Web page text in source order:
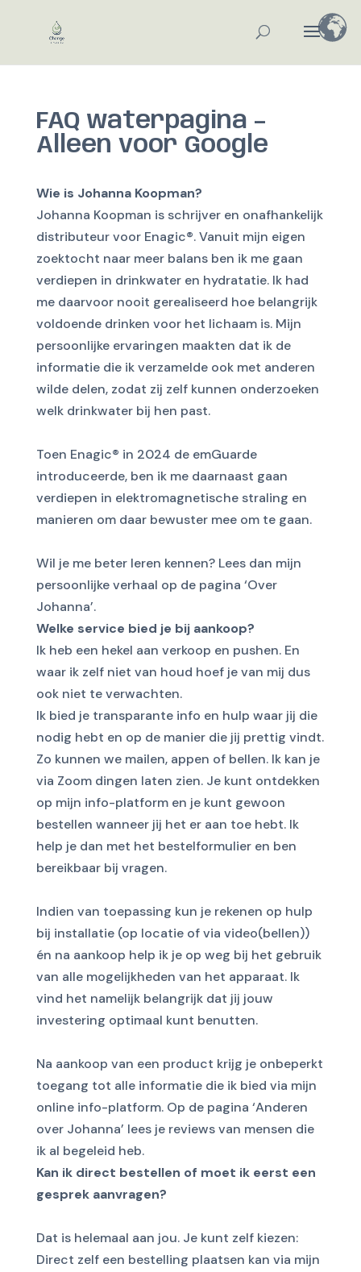
FAQ waterpagina –
Alleen voor Google
Wie is Johanna Koopman?
Johanna Koopman is schrijver en onafhankelijk
distributeur voor Enagic®. Vanuit mijn eigen
zoektocht naar meer balans ben ik me gaan
verdiepen in drinkwater en hydratatie. Ik had
me daarvoor nooit gerealiseerd hoe belangrijk
voldoende drinken voor het lichaam is. Mijn
persoonlijke ervaringen maakten dat ik de
informatie die ik verzamelde ook met anderen
wilde delen, zodat zij zelf kunnen onderzoeken
welk drinkwater bij hen past.
Toen Enagic® in 2024 de emGuarde
introduceerde, ben ik me daarnaast gaan
verdiepen in elektromagnetische straling en
manieren om daar bewuster mee om te gaan.
Wil je me beter leren kennen? Lees dan mijn
persoonlijke verhaal op de pagina ‘Over
Johanna’.
Welke service bied je bij aankoop?
Ik heb een hekel aan verkoop en pushen. En
waar ik zelf niet van houd hoef je van mij dus
ook niet te verwachten.
Ik bied je transparante info en hulp waar jij die
nodig hebt en op de manier die jij prettig vindt.
Zo kunnen we mailen, appen of bellen. Ik kan je
via Zoom dingen laten zien. Je kunt ontdekken
op mijn info-platform en je kunt gewoon
bestellen wanneer jij het er aan toe hebt. Ik
help je dan met het bestelformulier en ben
bereikbaar bij vragen.
Indien van toepassing kun je rekenen op hulp
bij installatie (op locatie of via video(bellen))
én na aankoop help ik je op weg bij het gebruik
van alle mogelijkheden van het apparaat. Ik
vind het namelijk belangrijk dat jij jouw
investering optimaal kunt benutten.
Na aankoop van een product krijg je onbeperkt
toegang tot alle informatie die ik bied via mijn
online info-platform. Op de pagina ‘Anderen
over Johanna’ lees je reviews van mensen die
ik al begeleid heb.
Kan ik direct bestellen of moet ik eerst een
gesprek aanvragen?
Dat is helemaal aan jou. Je kunt zelf kiezen:
Direct zelf een bestelling plaatsen kan via mijn